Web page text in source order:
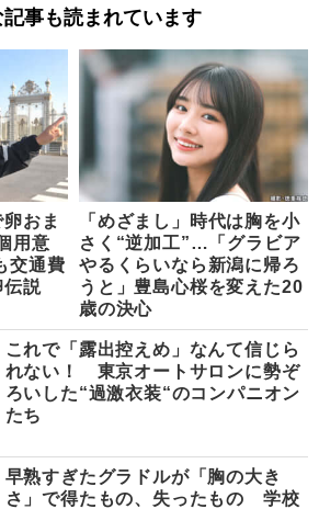
記事も読まれています
おま
用意
交通費
伝説
「めざまし」時代は胸を小
さく“逆加工”…「グラビア
やるくらいなら新潟に帰ろ
うと」豊島心桜を変えた20
歳の決心
これで「露出控えめ」なんて信じら
れない！ 東京オートサロンに勢ぞ
ろいした“過激衣装“のコンパニオン
たち
早熟すぎたグラドルが「胸の大き
さ」で得たもの、失ったもの 学校